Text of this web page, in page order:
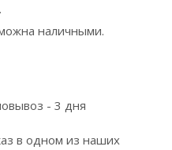
наличными.
- 3 дня
в одном из наших